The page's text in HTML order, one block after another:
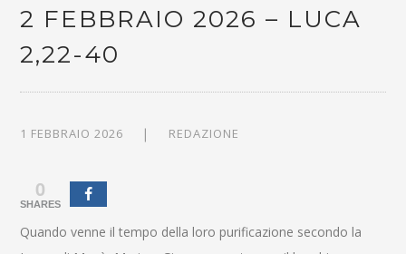
2 FEBBRAIO 2026 – LUCA
2,22-40
1 FEBBRAIO 2026 REDAZIONE
0
SHARES
Quando venne il tempo della loro purificazione secondo la